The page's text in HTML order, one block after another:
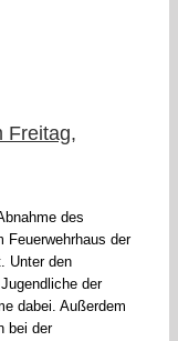
Freitag,
des
Feuerwehrhaus der
Unter den
der
dabei. Außerdem
bei der